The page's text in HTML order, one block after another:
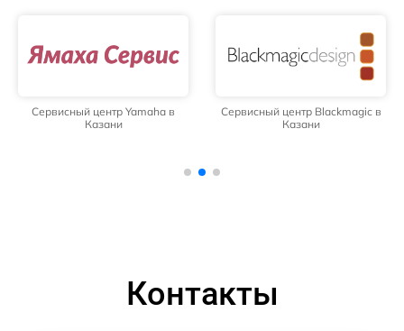
Сервисный центр Yamaha в
Казани
Сервисный центр Blackmagic в
Казани
Контакты